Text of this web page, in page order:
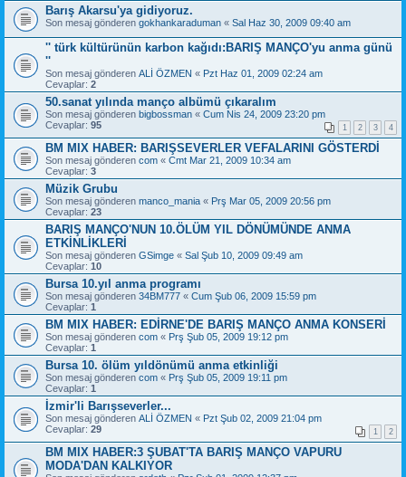
Barış Akarsu'ya gidiyoruz.
Son mesaj gönderen gokhankaraduman « Sal Haz 30, 2009 09:40 am
'' türk kültürünün karbon kağıdı:BARIŞ MANÇO'yu anma günü
''
Son mesaj gönderen ALİ ÖZMEN « Pzt Haz 01, 2009 02:24 am
Cevaplar: 2
50.sanat yılında manço albümü çıkaralım
Son mesaj gönderen bigbossman « Cum Nis 24, 2009 23:20 pm
Cevaplar: 95 1 2 3 4
BM MIX HABER: BARIŞSEVERLER VEFALARINI GÖSTERDİ
Son mesaj gönderen com « Cmt Mar 21, 2009 10:34 am
Cevaplar: 3
Müzik Grubu
Son mesaj gönderen manco_mania « Prş Mar 05, 2009 20:56 pm
Cevaplar: 23
BARIŞ MANÇO'NUN 10.ÖLÜM YIL DÖNÜMÜNDE ANMA
ETKİNLİKLERİ
Son mesaj gönderen GSimge « Sal Şub 10, 2009 09:49 am
Cevaplar: 10
Bursa 10.yıl anma programı
Son mesaj gönderen 34BM777 « Cum Şub 06, 2009 15:59 pm
Cevaplar: 1
BM MIX HABER: EDİRNE'DE BARIŞ MANÇO ANMA KONSERİ
Son mesaj gönderen com « Prş Şub 05, 2009 19:12 pm
Cevaplar: 1
Bursa 10. ölüm yıldönümü anma etkinliği
Son mesaj gönderen com « Prş Şub 05, 2009 19:11 pm
Cevaplar: 1
İzmir'li Barışseverler...
Son mesaj gönderen ALİ ÖZMEN « Pzt Şub 02, 2009 21:04 pm
Cevaplar: 29 1 2
BM MIX HABER:3 ŞUBAT'TA BARIŞ MANÇO VAPURU
MODA'DAN KALKIYOR